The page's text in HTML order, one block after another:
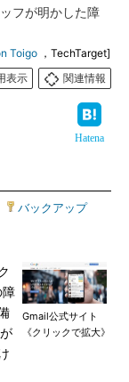
フが明かした障
Toigo ，TechTarget]
表示
関連情報
Hatena
バックアップ|
Gmail公式サイト
《クリックで拡大》
障